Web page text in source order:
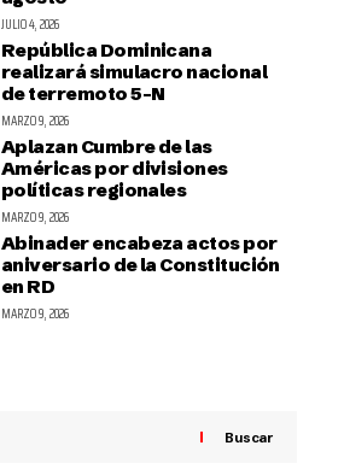
JULIO 4, 2026
República Dominicana
realizará simulacro nacional
de terremoto 5-N
MARZO 9, 2026
Aplazan Cumbre de las
Américas por divisiones
políticas regionales
MARZO 9, 2026
Abinader encabeza actos por
aniversario de la Constitución
en RD
MARZO 9, 2026
Buscar